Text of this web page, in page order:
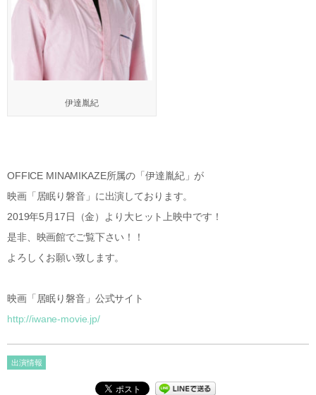
伊達胤紀
OFFICE MINAMIKAZE所属の「伊達胤紀」が
映画「居眠り磐音」に出演しております。
2019年5月17日（金）より大ヒット上映中です！
是非、映画館でご覧下さい！！
よろしくお願い致します。
映画「居眠り磐音」公式サイト
http://iwane-movie.jp/
出演情報